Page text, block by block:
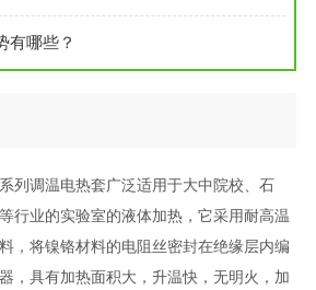
有哪些？
列调温电热套广泛适用于大中院校、石
行业的实验室的液体加热，它采用耐高温
，将镍铬材料的电阻丝密封在绝缘层内编
，具有加热面积大，升温快，无明火，加